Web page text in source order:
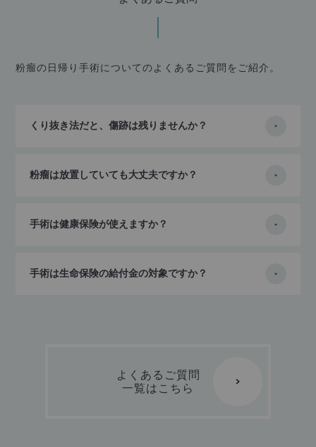
粉瘤の日帰り手術についてのよくあるご質問をご紹介。
くり抜き法だと、傷跡は残りませんか？
粉瘤は放置していても大丈夫ですか？
手術は健康保険が使えますか？
手術は生命保険の給付金の対象ですか？
よくあるご質問
一覧はこちら